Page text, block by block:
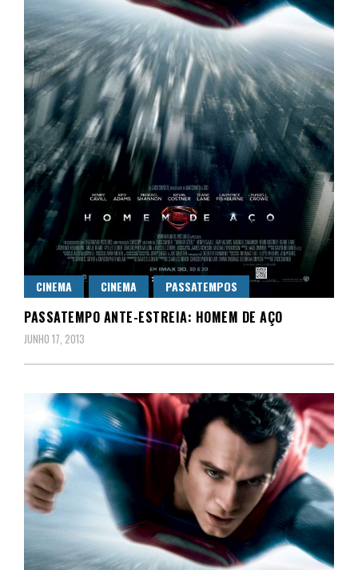
CINEMA CINEMA PASSATEMPOS
PASSATEMPO ANTE-ESTREIA: HOMEM DE AÇO
JUNHO 17, 2013